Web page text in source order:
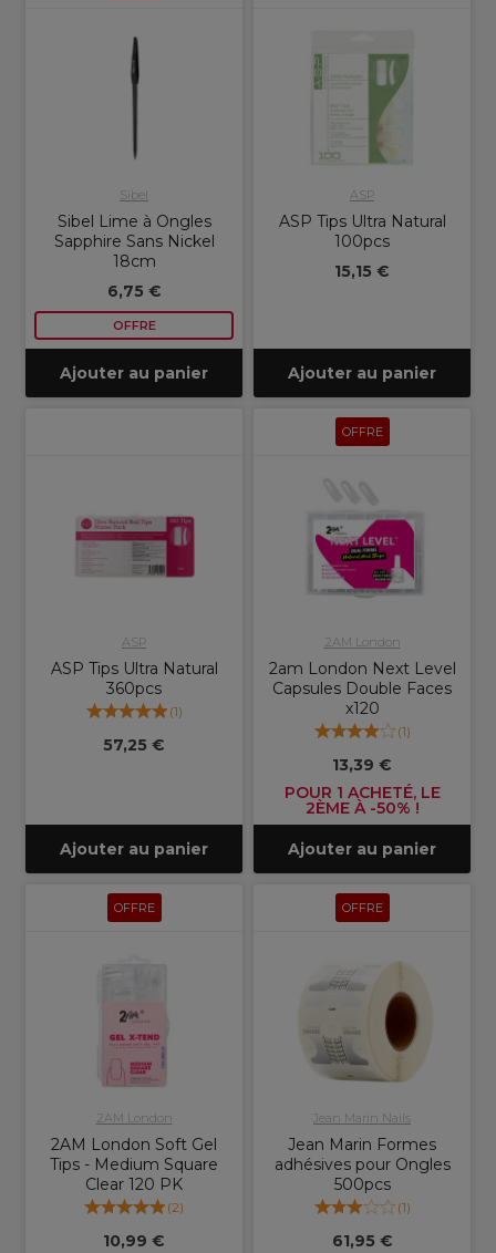
Sibel
Sibel Lime à Ongles
Sapphire Sans Nickel
18cm
6,75 €
OFFRE
Ajouter au panier
ASP
ASP Tips Ultra Natural
100pcs
15,15 €
Ajouter au panier
ASP
ASP Tips Ultra Natural
360pcs
(1)
57,25 €
Ajouter au panier
OFFRE
2AM London
2am London Next Level
Capsules Double Faces
x120
(1)
13,39 €
POUR 1 ACHETÉ, LE
2ÈME À -50% !
Ajouter au panier
OFFRE
2AM London
2AM London Soft Gel
Tips - Medium Square
Clear 120 PK
(2)
10,99 €
OFFRE
Jean Marin Nails
Jean Marin Formes
adhésives pour Ongles
500pcs
(1)
61,95 €